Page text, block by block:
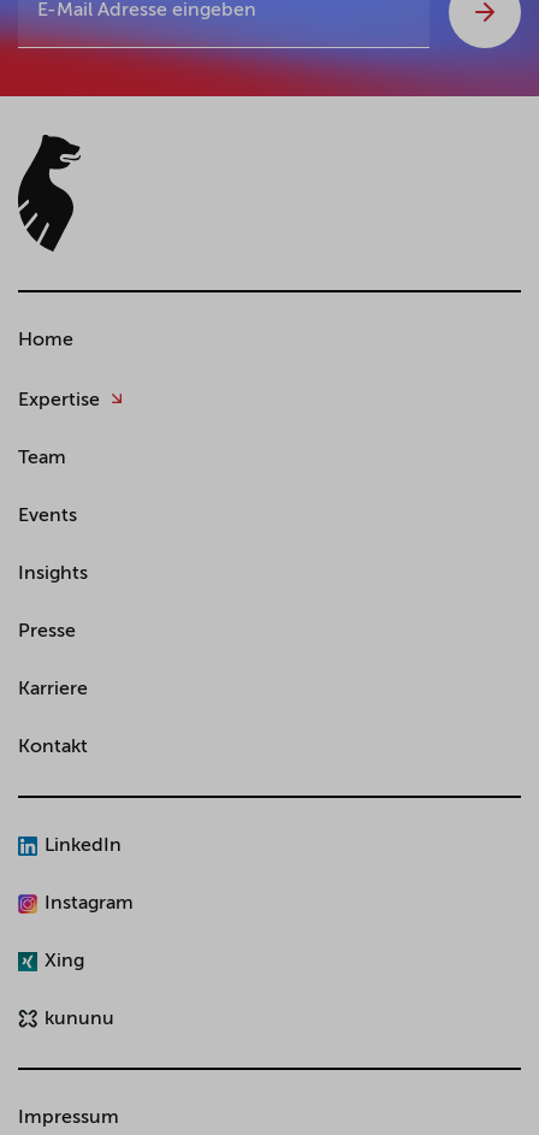
Home
Expertise
Team
Events
Insights
Presse
Karriere
Kontakt
LinkedIn
Instagram
Xing
kununu
Impressum